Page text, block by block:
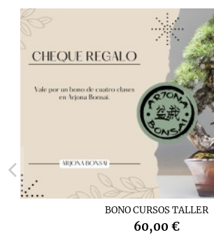
BONO CURSOS TALLER
60,00 €